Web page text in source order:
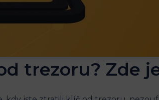
trezoru? Zde